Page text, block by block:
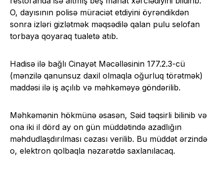
O, dayısının polisə müraciət etdiyini öyrəndikdən
sonra izləri gizlətmək məqsədilə qalan pulu selofan
torbaya qoyaraq tualetə atıb.
Hadisə ilə bağlı Cinayət Məcəlləsinin 177.2.3-cü
(mənzilə qanunsuz daxil olmaqla oğurluq törətmək)
maddəsi ilə iş açılıb və məhkəməyə göndərilib.
Məhkəmənin hökmünə əsasən, Səid təqsirli bilinib və
ona iki il dörd ay on gün müddətində azadlığın
məhdudlaşdırılması cəzası verilib. Bu müddət ərzində
o, elektron qolbaqla nəzarətdə saxlanılacaq.